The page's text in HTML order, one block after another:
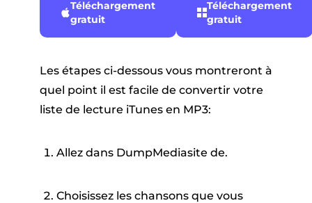
Téléchargement
gratuit
Téléchargement
gratuit
Les étapes ci-dessous vous montreront à
quel point il est facile de convertir votre
liste de lecture iTunes en MP3:
Allez dans DumpMediasite de.
Choisissez les chansons que vous